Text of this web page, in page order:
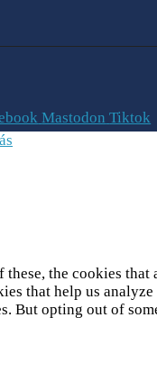
Mastodon Tiktok
the cookies that
that help us
But opting out of